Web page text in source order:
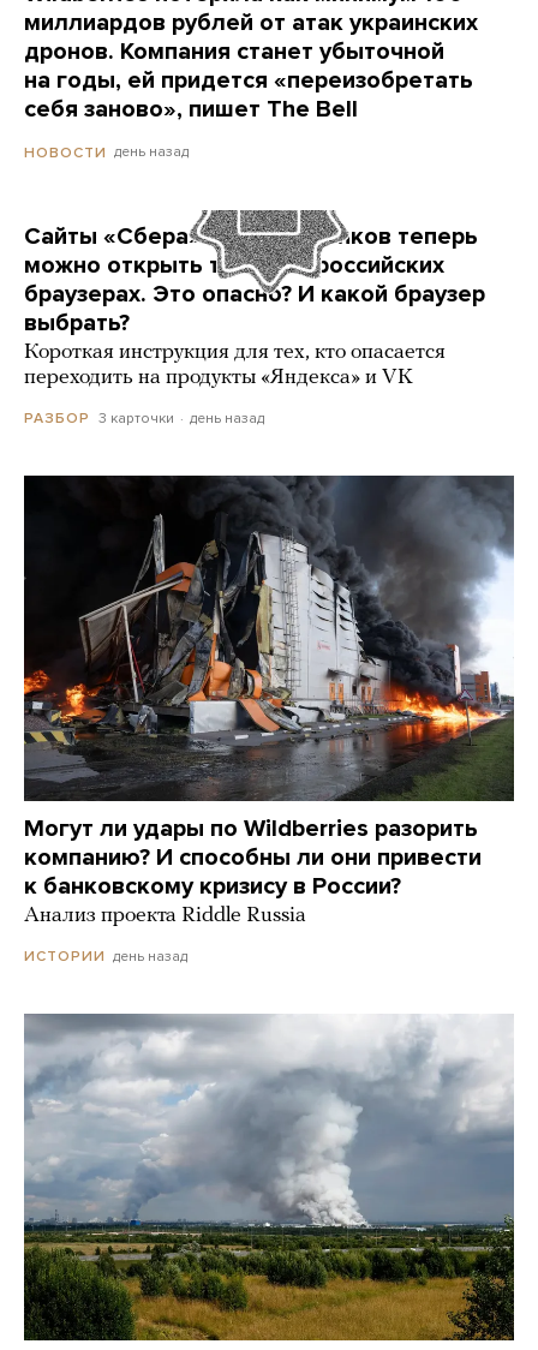
миллиардов рублей от атак украинских
дронов. Компания станет убыточной
на годы, ей придется «переизобретать
себя заново», пишет The Bell
НОВОСТИ день назад
Сайты «Сбера» и других банков теперь
можно открыть только в российских
браузерах. Это опасно? И какой браузер
выбрать?
Короткая инструкция для тех, кто опасается
переходить на продукты «Яндекса» и VK
РАЗБОР 3 карточки день назад
Могут ли удары по Wildberries разорить
компанию? И способны ли они привести
к банковскому кризису в России?
Анализ проекта Riddle Russia
ИСТОРИИ день назад